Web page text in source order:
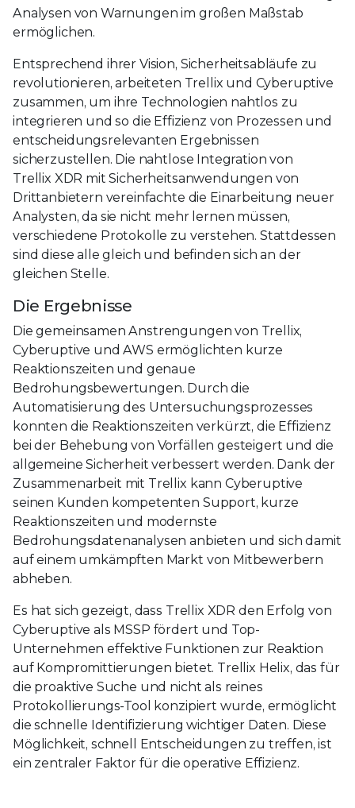
Analysen von Warnungen im großen Maßstab
ermöglichen.
Entsprechend ihrer Vision, Sicherheitsabläufe zu
revolutionieren, arbeiteten Trellix und Cyberuptive
zusammen, um ihre Technologien nahtlos zu
integrieren und so die Effizienz von Prozessen und
entscheidungsrelevanten Ergebnissen
sicherzustellen. Die nahtlose Integration von
Trellix XDR mit Sicherheitsanwendungen von
Drittanbietern vereinfachte die Einarbeitung neuer
Analysten, da sie nicht mehr lernen müssen,
verschiedene Protokolle zu verstehen. Stattdessen
sind diese alle gleich und befinden sich an der
gleichen Stelle.
Die Ergebnisse
Die gemeinsamen Anstrengungen von Trellix,
Cyberuptive und AWS ermöglichten kurze
Reaktionszeiten und genaue
Bedrohungsbewertungen. Durch die
Automatisierung des Untersuchungsprozesses
konnten die Reaktionszeiten verkürzt, die Effizienz
bei der Behebung von Vorfällen gesteigert und die
allgemeine Sicherheit verbessert werden. Dank der
Zusammenarbeit mit Trellix kann Cyberuptive
seinen Kunden kompetenten Support, kurze
Reaktionszeiten und modernste
Bedrohungsdatenanalysen anbieten und sich damit
auf einem umkämpften Markt von Mitbewerbern
abheben.
Es hat sich gezeigt, dass Trellix XDR den Erfolg von
Cyberuptive als MSSP fördert und Top-
Unternehmen effektive Funktionen zur Reaktion
auf Kompromittierungen bietet. Trellix Helix, das für
die proaktive Suche und nicht als reines
Protokollierungs-Tool konzipiert wurde, ermöglicht
die schnelle Identifizierung wichtiger Daten. Diese
Möglichkeit, schnell Entscheidungen zu treffen, ist
ein zentraler Faktor für die operative Effizienz.